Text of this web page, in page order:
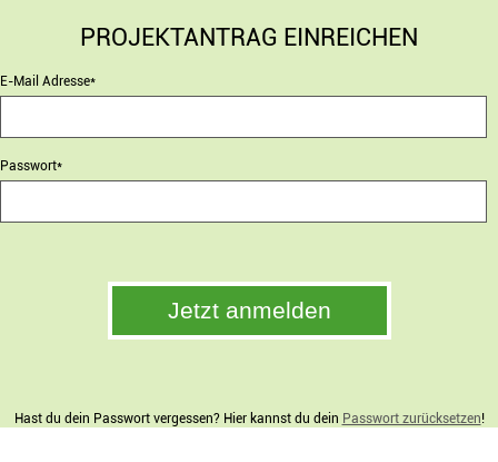
PROJEKTANTRAG EINREICHEN
E-Mail Adresse*
Passwort*
Hast du dein Passwort vergessen? Hier kannst du dein Passwort zurücksetzen!